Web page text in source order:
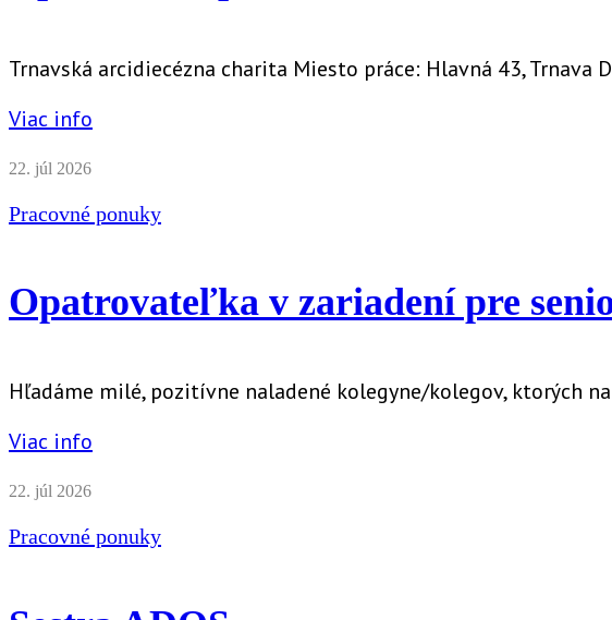
Trnavská arcidiecézna charita Miesto práce: Hlavná 43, Trnava
Viac info
22. júl 2026
Pracovné ponuky
Opatrovateľka v zariadení pre
Hľadáme milé, pozitívne naladené kolegyne/kolegov, ktorých
Viac info
22. júl 2026
Pracovné ponuky